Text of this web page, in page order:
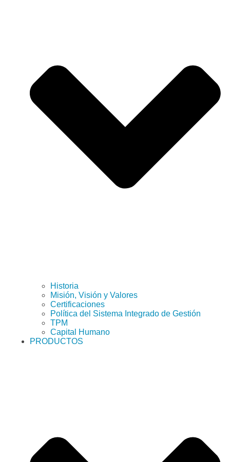
Historia
Misión, Visión y Valores
Certificaciones
Política del Sistema Integrado de Gestión
TPM
Capital Humano
PRODUCTOS